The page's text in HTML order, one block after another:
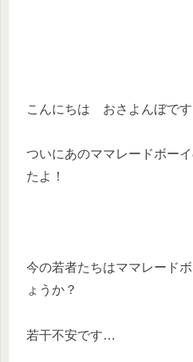
こんにちは おさよんぼです
ついにあのママレードボー
たよ！
今の若者たちはママレード
ょうか？
若干不安です…